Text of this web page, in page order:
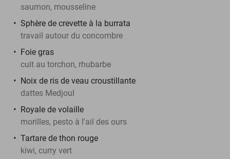
saumon, mousseline
Sphère de crevette à la burrata
travail autour du concombre
Foie gras
cuit au torchon, rhubarbe
Noix de ris de veau croustillante
dattes Medjoul
Royale de volaille
morilles, pesto à l'ail des ours
Tartare de thon rouge
kiwi, curry vert